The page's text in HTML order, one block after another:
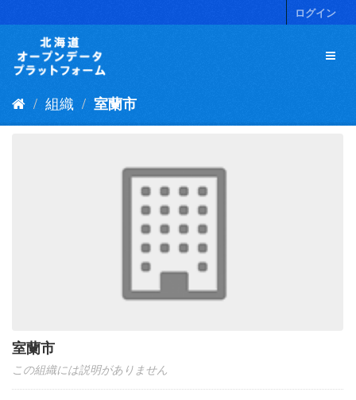
キ
ログイン
組織 室蘭市
室蘭市
この組織には説明がありません